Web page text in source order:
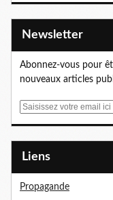
Newsletter
Abonnez-vous pour
nouveaux articles
E
Liens
Propagande